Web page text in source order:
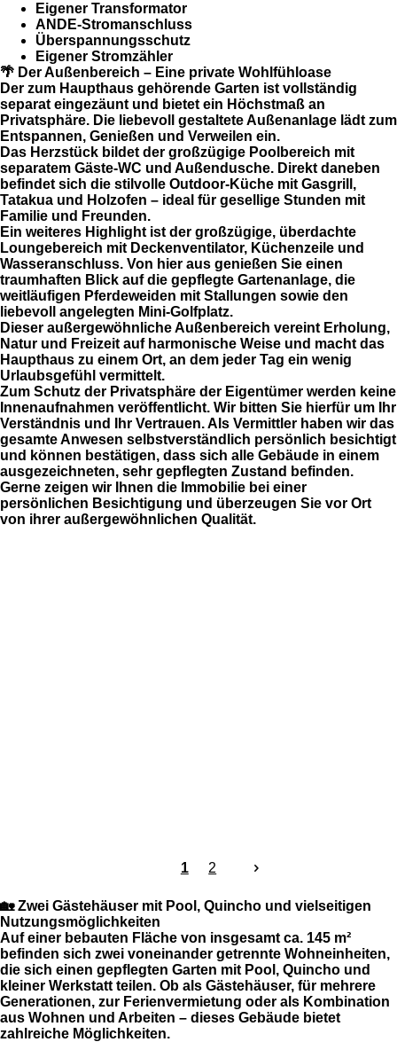
Eigener Transformator
ANDE-Stromanschluss
Überspannungsschutz
Eigener Stromzähler
🌴 Der Außenbereich – Eine private Wohlfühloase
Der zum Haupthaus gehörende Garten ist vollständig
separat eingezäunt und bietet ein Höchstmaß an
Privatsphäre. Die liebevoll gestaltete Außenanlage lädt zum
Entspannen, Genießen und Verweilen ein.
Das Herzstück bildet der großzügige Poolbereich mit
separatem Gäste-WC und Außendusche. Direkt daneben
befindet sich die stilvolle Outdoor-Küche mit Gasgrill ,
Tatakua und Holzofen – ideal für gesellige Stunden mit
Familie und Freunden.
Ein weiteres Highlight ist der großzügige, überdachte
Loungebereich mit Deckenventilator, Küchenzeile und
Wasseranschluss. Von hier aus genießen Sie einen
traumhaften Blick auf die gepflegte Gartenanlage, die
weitläufigen Pferdeweiden mit Stallungen sowie den
liebevoll angelegten Mini-Golfplatz.
Dieser außergewöhnliche Außenbereich vereint Erholung,
Natur und Freizeit auf harmonische Weise und macht das
Haupthaus zu einem Ort, an dem jeder Tag ein wenig
Urlaubsgefühl vermittelt.
Zum Schutz der Privatsphäre der Eigentümer werden keine
Innenaufnahmen veröffentlicht. Wir bitten Sie hierfür um Ihr
Verständnis und Ihr Vertrauen. Als Vermittler haben wir das
gesamte Anwesen selbstverständlich persönlich besichtigt
und können bestätigen, dass sich alle Gebäude in einem
ausgezeichneten, sehr gepflegten Zustand befinden.
Gerne zeigen wir Ihnen die Immobilie bei einer
persönlichen Besichtigung und überzeugen Sie vor Ort
von ihrer außergewöhnlichen Qualität.
1 2
🏡 Zwei Gästehäuser mit Pool, Quincho und vielseitigen
Nutzungsmöglichkeiten
Auf einer bebauten Fläche von insgesamt ca. 145 m²
befinden sich zwei voneinander getrennte Wohneinheiten,
die sich einen gepflegten Garten mit Pool , Quincho und
kleiner Werkstatt teilen. Ob als Gästehäuser, für mehrere
Generationen, zur Ferienvermietung oder als Kombination
aus Wohnen und Arbeiten – dieses Gebäude bietet
zahlreiche Möglichkeiten.